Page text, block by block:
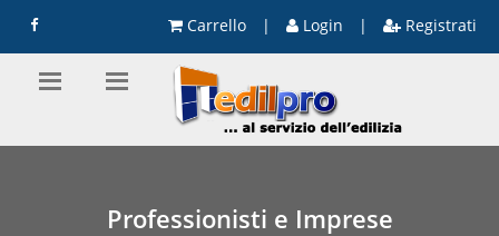
Carrello | Login | Registrati
Professionisti e Imprese